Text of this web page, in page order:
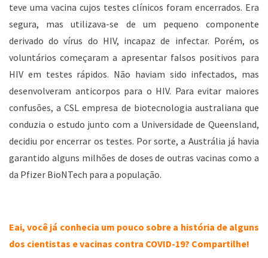
teve uma vacina cujos testes clínicos foram encerrados. Era
segura, mas utilizava-se de um pequeno componente
derivado do vírus do HIV, incapaz de infectar. Porém, os
voluntários começaram a apresentar falsos positivos para
HIV em testes rápidos. Não haviam sido infectados, mas
desenvolveram anticorpos para o HIV. Para evitar maiores
confusões, a CSL empresa de biotecnologia australiana que
conduzia o estudo junto com a Universidade de Queensland,
decidiu por encerrar os testes. Por sorte, a Austrália já havia
garantido alguns milhões de doses de outras vacinas como a
da Pfizer BioNTech para a população.
Eai, você já conhecia um pouco sobre a história de alguns
dos cientistas e vacinas contra COVID-19? Compartilhe!